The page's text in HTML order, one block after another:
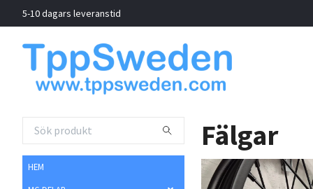
5-10 dagars leveranstid
HEM
Fälgar